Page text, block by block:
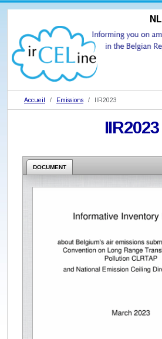
NL
Accueil Emissions IIR2023
IIR2023
DOCUMENT